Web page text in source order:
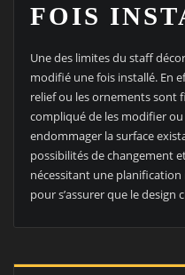
FOIS
Une des limites du staff
modifié une fois installé. En
relief ou les ornements sont
compliqué de les modifier
endommager la surface
possibilités de changement
nécessitant une
pour s’assurer que le